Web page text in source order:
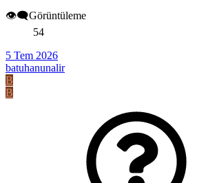
👁️‍🗨️Görüntüleme
54
5 Tem 2026
batuhanunalir
B
B